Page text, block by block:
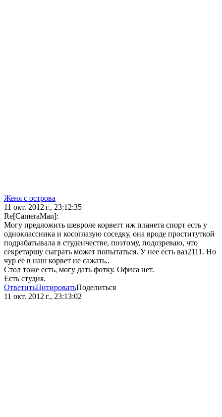
Женя с острова
11 окт. 2012 г., 23:12:35
Re[CameraMan]:
Могу предложить шевроле корветт иж планета спорт есть у
одноклассника и косоглазую соседку, она вроде проституткой
подрабатывала в студенчестве, поэтому, подозреваю, что
секретаршу сыграть может попытаться. У нее есть ваз2111. Но
чур ее в наш корвет не сажать..
Стол тоже есть, могу дать фотку. Офиса нет.
Есть студия.
ОтветитьЦитироватьПоделиться
11 окт. 2012 г., 23:13:02